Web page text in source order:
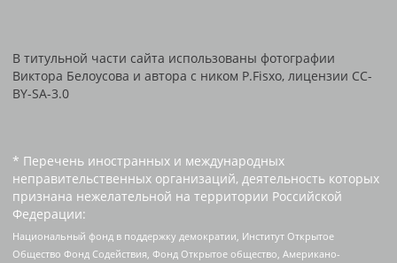
В титульной части сайта использованы фотографии
Виктора Белоусова и автора с ником P.Fisxo, лицензии CC-
BY-SA-3.0
* Перечень иностранных и международных
неправительственных организаций, деятельность которых
признана нежелательной на территории Российской
Федерации:
Национальный фонд в поддержку демократии, Институт Открытое
Общество Фонд Содействия, Фонд Открытое общество, Американо-